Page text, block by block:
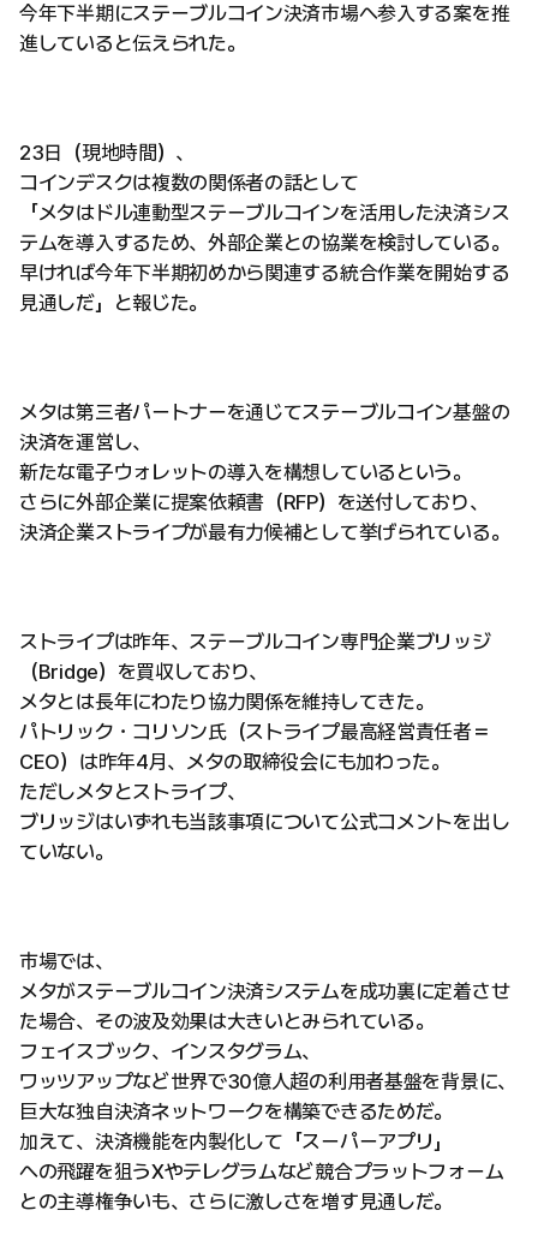
今年下半期にステーブルコイン決済市場へ参入する案を推
進していると伝えられた。
23日（現地時間）、
コインデスクは複数の関係者の話として
「メタはドル連動型ステーブルコインを活用した決済シス
テムを導入するため、外部企業との協業を検討している。
早ければ今年下半期初めから関連する統合作業を開始する
見通しだ」と報じた。
メタは第三者パートナーを通じてステーブルコイン基盤の
決済を運営し、
新たな電子ウォレットの導入を構想しているという。
さらに外部企業に提案依頼書（RFP）を送付しており、
決済企業ストライプが最有力候補として挙げられている。
ストライプは昨年、ステーブルコイン専門企業ブリッジ
（Bridge）を買収しており、
メタとは長年にわたり協力関係を維持してきた。
パトリック・コリソン氏（ストライプ最高経営責任者＝
CEO）は昨年4月、メタの取締役会にも加わった。
ただしメタとストライプ、
ブリッジはいずれも当該事項について公式コメントを出し
ていない。
市場では、
メタがステーブルコイン決済システムを成功裏に定着させ
た場合、その波及効果は大きいとみられている。
フェイスブック、インスタグラム、
ワッツアップなど世界で30億人超の利用者基盤を背景に、
巨大な独自決済ネットワークを構築できるためだ。
加えて、決済機能を内製化して「スーパーアプリ」
への飛躍を狙うXやテレグラムなど競合プラットフォーム
との主導権争いも、さらに激しさを増す見通しだ。